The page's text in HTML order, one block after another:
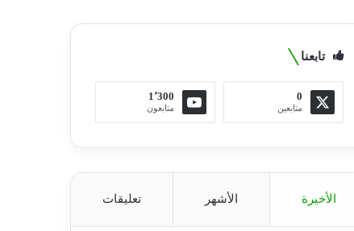
تابعنا
0
متابعين
1٬300
متابعون
الأخيرة الأشهر تعليقات